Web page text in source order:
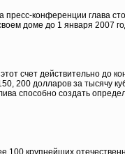
конференции глава
доме до 1 января 2007
счет действительно до
200 долларов за тысячу
способно создать
крупнейших